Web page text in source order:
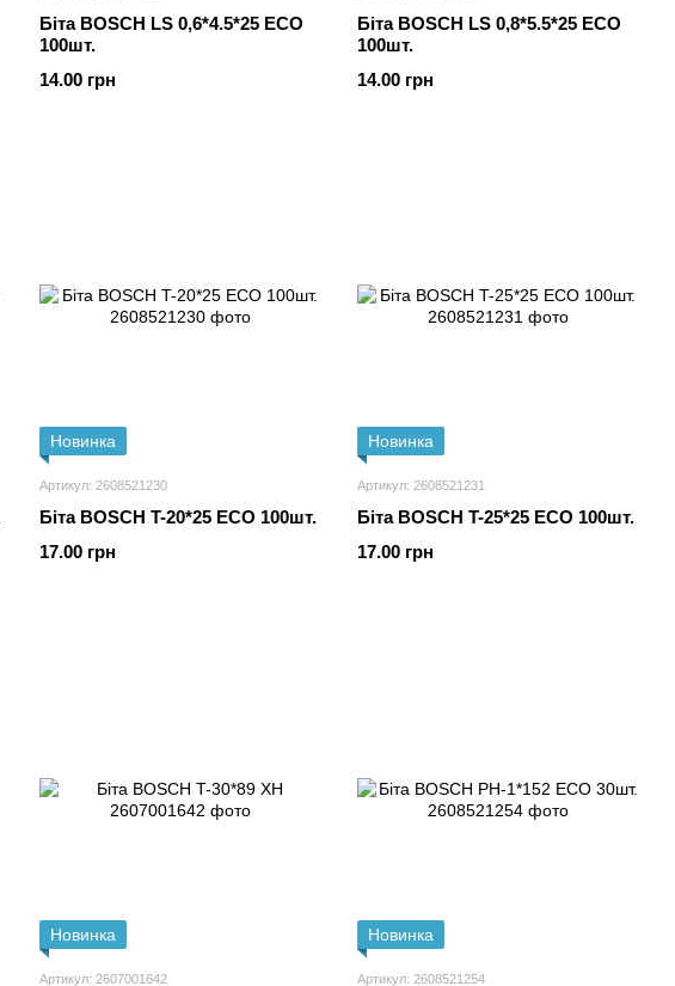
Біта BOSCH LS 0,6*4.5*25 ECO
100шт.
14.00 грн
Біта BOSCH LS 0,8*5.5*25 ECO
100шт.
14.00 грн
Новинка
Артикул: 2608521230
Біта BOSCH T-20*25 ECO 100шт.
17.00 грн
Новинка
Артикул: 2608521231
Біта BOSCH T-25*25 ECO 100шт.
17.00 грн
Новинка
Артикул: 2607001642
Новинка
Артикул: 2608521254